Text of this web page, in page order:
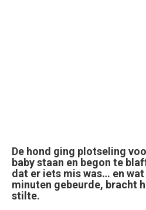
De hond ging plotseling
baby staan en begon te
dat er iets mis was… en
minuten gebeurde, bracht
stilte.